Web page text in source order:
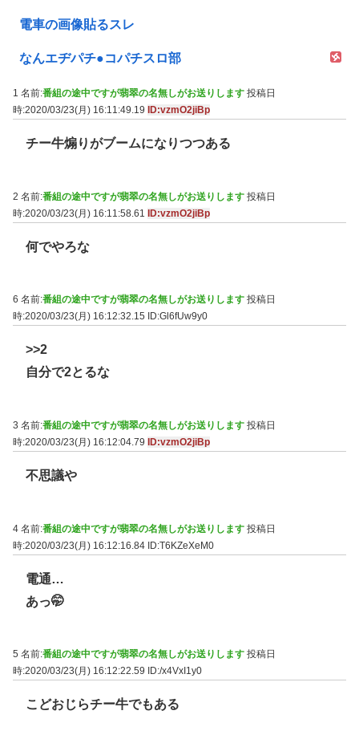
電車の画像貼るスレ
なんエヂパチ●コパチスロ部
1 名前:番組の途中ですが翡翠の名無しがお送りします 投稿日
時:2020/03/23(月) 16:11:49.19
ID:vzmO2jiBp
チー牛煽りがブームになりつつある
2 名前:番組の途中ですが翡翠の名無しがお送りします 投稿日
時:2020/03/23(月) 16:11:58.61 ID:vzmO2jiBp
何でやろな
6 名前:番組の途中ですが翡翠の名無しがお送りします 投稿日
時:2020/03/23(月) 16:12:32.15
ID:Gl6fUw9y0
>>2
自分で2とるな
3 名前:番組の途中ですが翡翠の名無しがお送りします 投稿日
時:2020/03/23(月) 16:12:04.79
ID:vzmO2jiBp
不思議や
4 名前:番組の途中ですが翡翠の名無しがお送りします 投稿日
時:2020/03/23(月) 16:12:16.84 ID:T6KZeXeM0
電通…
あっ🤭
5 名前:番組の途中ですが翡翠の名無しがお送りします 投稿日
時:2020/03/23(月) 16:12:22.59
ID:/x4VxI1y0
こどおじらチー牛でもある